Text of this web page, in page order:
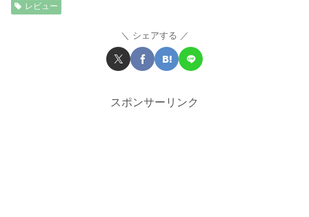
レビュー
シェアする
スポンサーリンク